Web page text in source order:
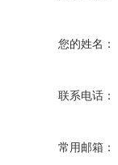
您的姓名：
联系电话：
常用邮箱：